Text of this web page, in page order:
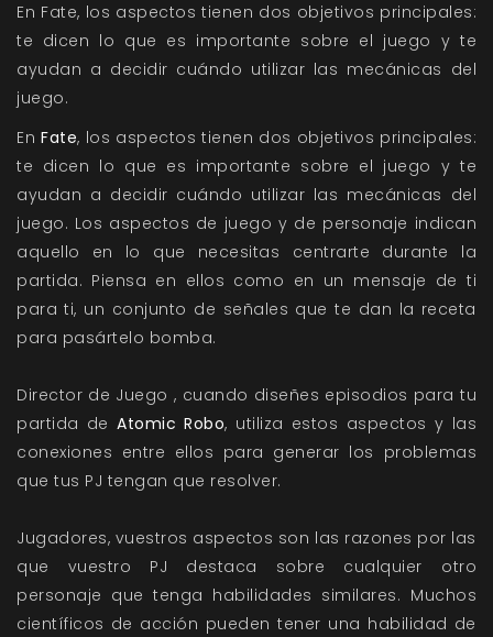
En Fate, los aspectos tienen dos objetivos principales:
te dicen lo que es importante sobre el juego y te
ayudan a decidir cuándo utilizar las mecánicas del
juego.
En Fate, los aspectos tienen dos objetivos principales:
te dicen lo que es importante sobre el juego y te
ayudan a decidir cuándo utilizar las mecánicas del
juego. Los aspectos de juego y de personaje indican
aquello en lo que necesitas centrarte durante la
partida. Piensa en ellos como en un mensaje de ti
para ti, un conjunto de señales que te dan la receta
para pasártelo bomba.
Director de Juego , cuando diseñes episodios para tu
partida de Atomic Robo, utiliza estos aspectos y las
conexiones entre ellos para generar los problemas
que tus PJ tengan que resolver.
Jugadores, vuestros aspectos son las razones por las
que vuestro PJ destaca sobre cualquier otro
personaje que tenga habilidades similares. Muchos
científicos de acción pueden tener una habilidad de